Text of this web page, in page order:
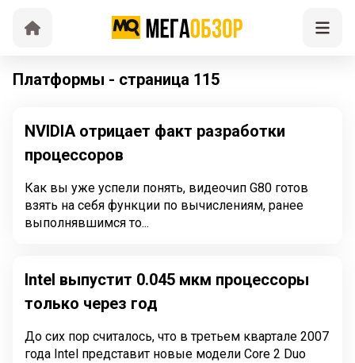
Платформы - страница 115
NVIDIA отрицает факт разработки
процессоров
Как вы уже успели понять, видеочип G80 готов
взять на себя функции по вычислениям, ранее
выполнявшимся то...
Intel выпустит 0.045 мкм процессоры
только через год
До сих пор считалось, что в третьем квартале 2007
года Intel представит новые модели Core 2 Duo